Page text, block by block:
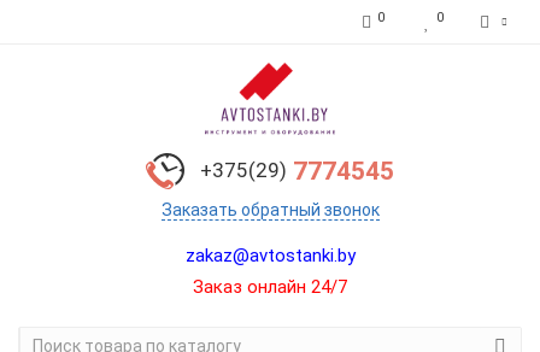
0 0
+375(29) 7774545
Заказать обратный звонок
zakaz@avtostanki.by
Заказ онлайн 24/7